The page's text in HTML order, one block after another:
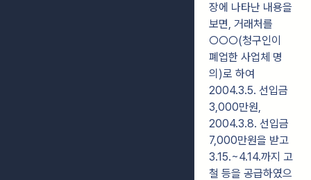
장에 나타난 내용을
보면, 거래처를
○○○(청구인이
폐업한 사업체 명
의)로 하여
2004.3.5. 선입금
3,000만원,
2004.3.8. 선입금
7,000만원을 받고
3.15.~4.14.까지 고
철 등을 공급하였으